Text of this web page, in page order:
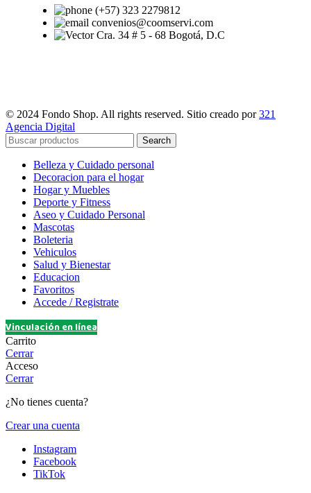
(+57) 323 2279812
convenios@coomservi.com
Cra. 34 # 5 - 68 Bogotá, D.C
© 2024 Fondo Shop. All rights reserved. Sitio creado por321
Agencia Digital
Search
Belleza y Cuidado personal
Decoracion para el hogar
Hogar y Muebles
Deporte y Fitness
Aseo y Cuidado Personal
Mascotas
Boleteria
Vehiculos
Salud y Bienestar
Educacion
Favoritos
Accede / Registrate
Vinculación en línea
Carrito
Cerrar
Acceso
Cerrar
¿No tienes cuenta?
Crear una cuenta
Instagram
Facebook
TikTok